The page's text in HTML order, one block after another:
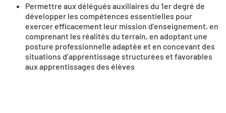
Permettre aux délégués auxiliaires du 1er degré de
développer les compétences essentielles pour
exercer efficacement leur mission d’enseignement, en
comprenant les réalités du terrain, en adoptant une
posture professionnelle adaptée et en concevant des
situations d’apprentissage structurées et favorables
aux apprentissages des élèves